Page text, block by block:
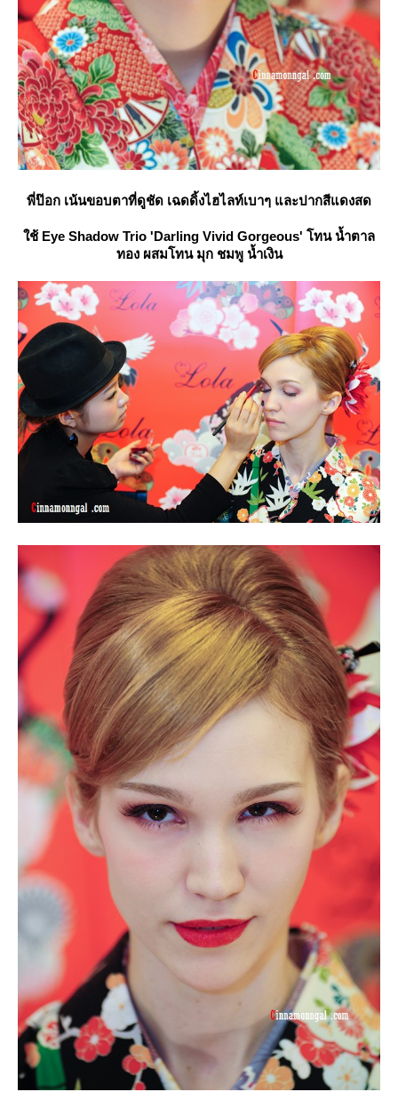
พี่ป๊อก เน้นขอบตาที่ดูชัด เฉดดิ้งไฮไลท์เบาๆ และปากสีแดงสด
ช้ Eye Shadow Trio 'Darling Vivid Gorgeous' โทน น้ำตาล
ทอง ผสมทน มุก ชมพู น้ำเงิน